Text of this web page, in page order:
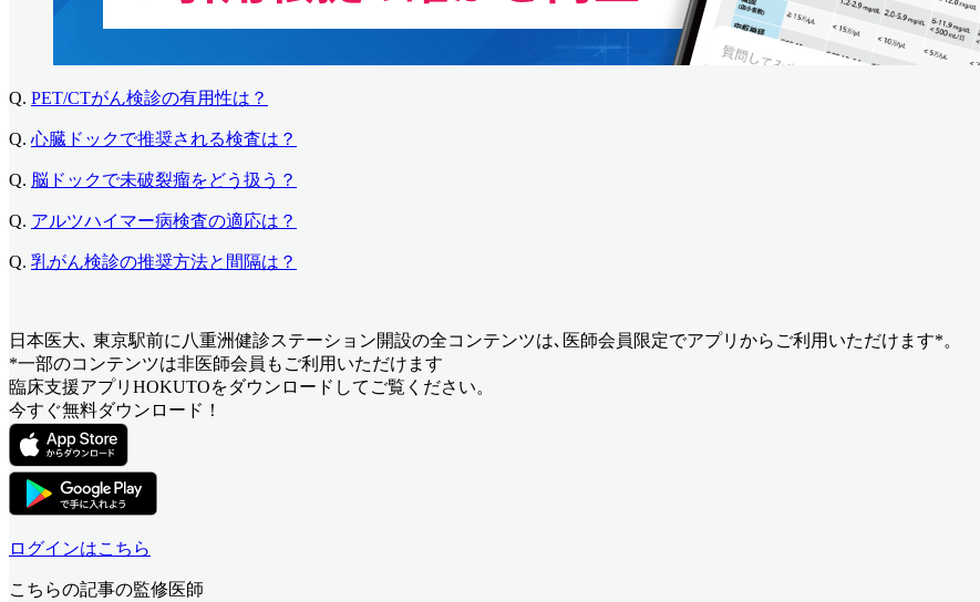
Q. PET/CTがん検診の有用性は？
Q. 心臓ドックで推奨される検査は？
Q. 脳ドックで未破裂瘤をどう扱う？
Q. アルツハイマー病検査の適応は？
Q. 乳がん検診の推奨方法と間隔は？
日本医大､ 東京駅前に八重洲健診ステーション開設の全コンテンツは､医師会員限定でアプリからご利用いただけます*。
*一部のコンテンツは非医師会員もご利用いただけます
臨床支援アプリHOKUTOをダウンロードしてご覧ください。
今すぐ無料ダウンロード！
ログインはこちら
こちらの記事の監修医師